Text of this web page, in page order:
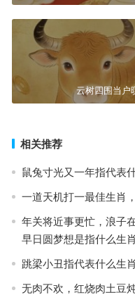
云树四围当户
相关推荐
鼠兔寸光又一年指代表
一道天机打一最佳生肖
年关将近事更忙，浪子
早日圆梦想是指什么生
跳梁小丑指代表什么生
无肉不欢，红烧肉土豆